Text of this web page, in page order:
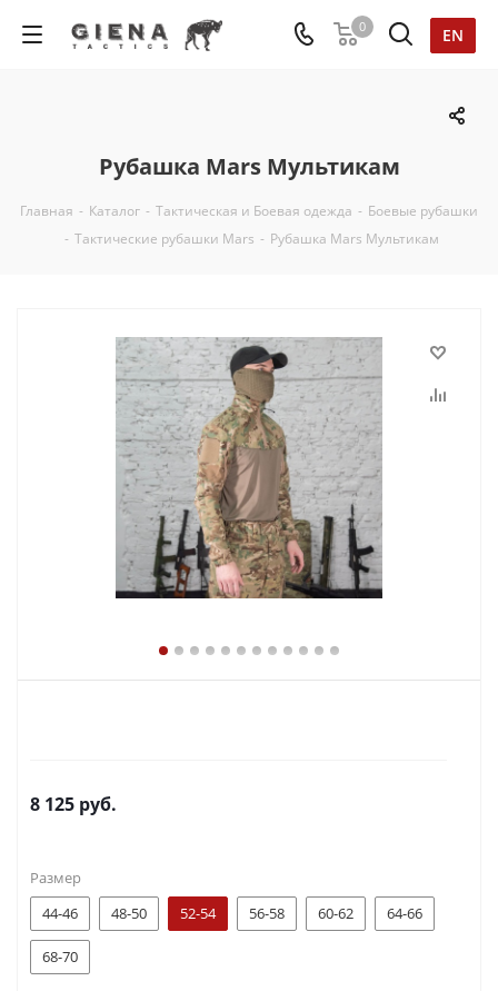
EN
0
Рубашка Mars Мультикам
Главная - Каталог - Тактическая и Боевая одежда - Боевые рубашки
- Тактические рубашки Mars - Рубашка Mars Мультикам
8 125 руб.
Размер
44-46
48-50 52-54 56-58 60-62 64-66
68-70